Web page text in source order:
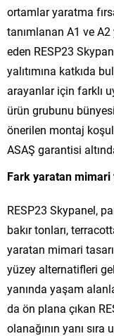
ortamlar yaratma
tanımlanan A1 ve
eden RESP23
yalıtımına katkıda
arayanlar için farklı
ürün grubunu
önerilen montaj
ASAŞ garantisi
Fark yaratan mimari
RESP23 Skypanel,
bakır tonları,
yaratan mimari
yüzey alternatifleri
yanında yaşam
da ön plana çıkan
olanağının yanı